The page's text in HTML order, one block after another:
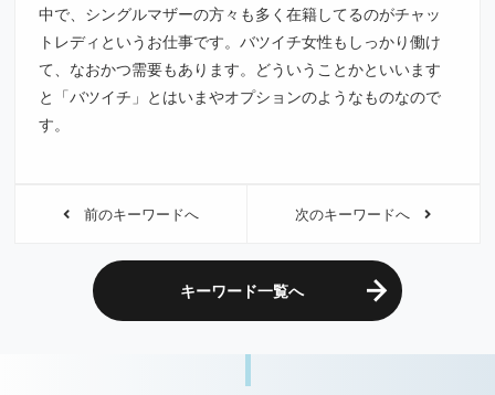
中で、シングルマザーの方々も多く在籍してるのがチャッ
トレディというお仕事です。バツイチ女性もしっかり働け
て、なおかつ需要もあります。どういうことかといいます
と「バツイチ」とはいまやオプションのようなものなので
す。
前のキーワードへ 次のキーワードへ
キーワード一覧へ